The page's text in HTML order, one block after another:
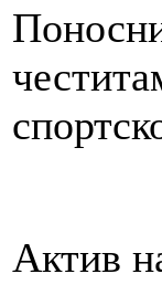
Актив